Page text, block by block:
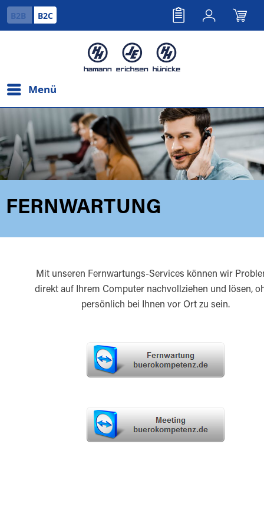
B2B B2C
Menü
FERNWARTUNG
Mit unseren Fernwartungs-Services können wir
direkt auf Ihrem Computer nachvollziehen und lösen,
persönlich bei Ihnen vor Ort zu sein.